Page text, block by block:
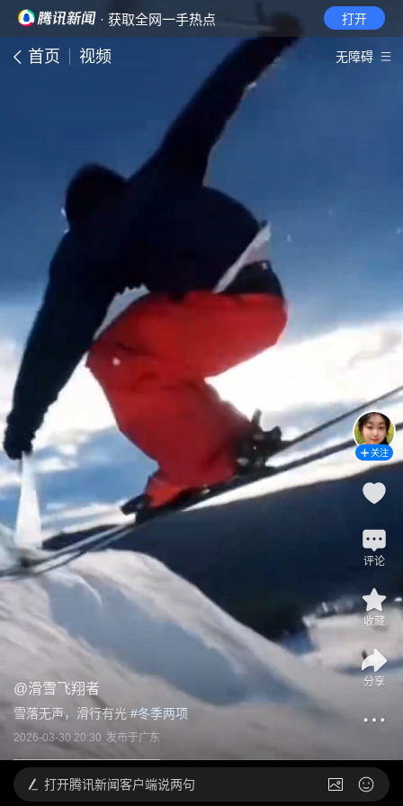
· 获取全网一手热点 打开
首页 视频 无障碍
@滑雪飞翔者
雪落无声，滑行有光 #冬季两项
2026-03-30 20:30 发布于广东
关注
评论
收藏
分享
打开腾讯新闻客户端说两句